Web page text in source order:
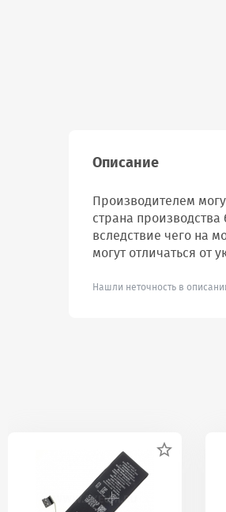
Описание
Производителем
страна
вследствие чего на
могут отличаться от
Нашли неточность в
